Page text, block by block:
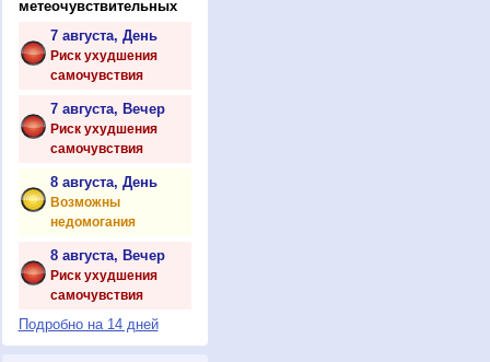
метеочувствительных
7 августа, День
Риск ухудшения
самочувствия
7 августа, Вечер
Риск ухудшения
самочувствия
8 августа, День
Возможны
недомогания
8 августа, Вечер
Риск ухудшения
самочувствия
Подробно на 14 дней